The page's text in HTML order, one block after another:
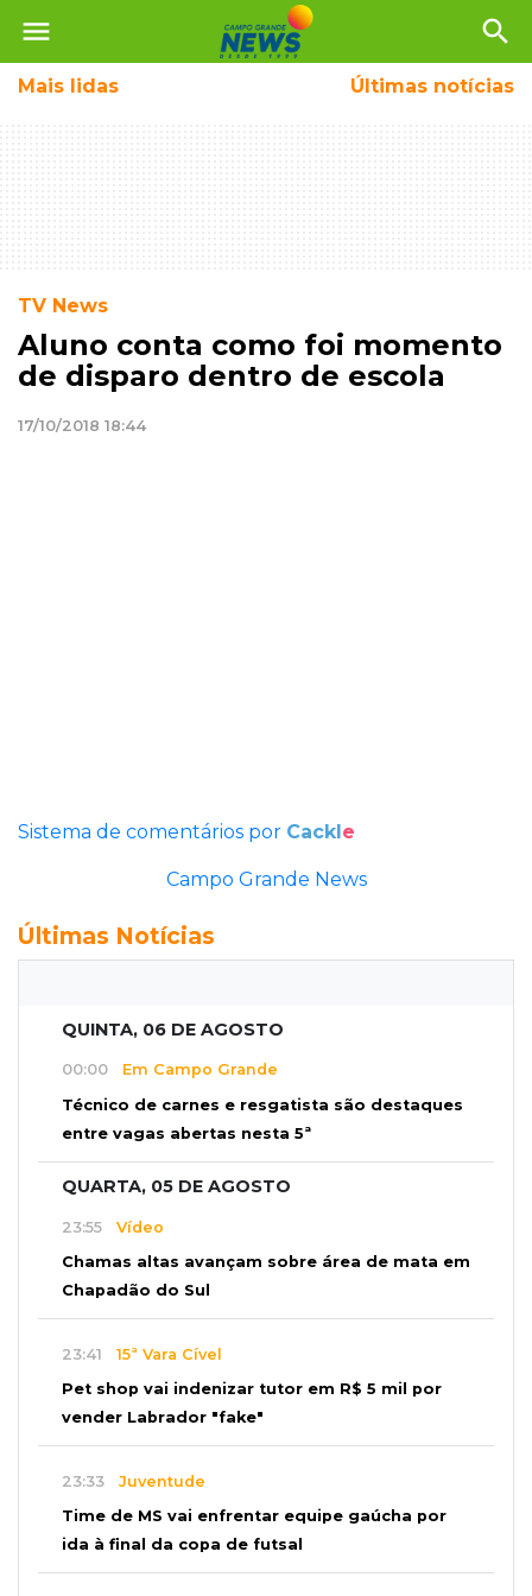
menu search
Mais lidas Últimas notícias
TV News
Aluno conta como foi momento
de disparo dentro de escola
17/10/2018 18:44
Sistema de comentários por Cackle
Campo Grande News
Últimas Notícias
QUINTA, 06 DE AGOSTO
00:00 Em Campo Grande
Técnico de carnes e resgatista são destaques
entre vagas abertas nesta 5ª
QUARTA, 05 DE AGOSTO
23:55 Vídeo
Chamas altas avançam sobre área de mata em
Chapadão do Sul
23:41 15ª Vara Cível
Pet shop vai indenizar tutor em R$ 5 mil por
vender Labrador "fake"
23:33 Juventude
Time de MS vai enfrentar equipe gaúcha por
ida à final da copa de futsal